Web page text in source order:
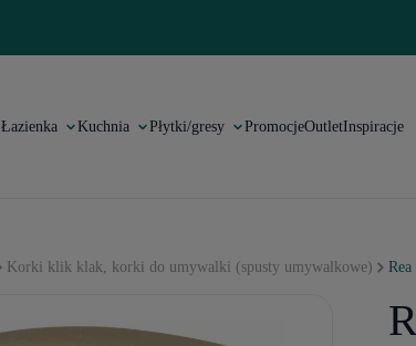
Łazienka Kuchnia Płytki/gresy PromocjeOutletInspiracje
Korki klik klak, korki do umywalki (spusty umywalkowe)